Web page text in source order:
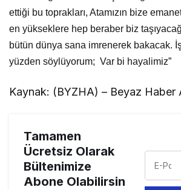
ettiği bu toprakları, Atamızın bize
en yükseklere hep beraber biz
bütün dünya sana imrenerek bakacak.
yüzden söylüyorum; Var bi hayalimiz”
Kaynak: (BYZHA) – Beyaz Haber
Tamamen
Ücretsiz Olarak
Bültenimize
Abone Olabilirsin